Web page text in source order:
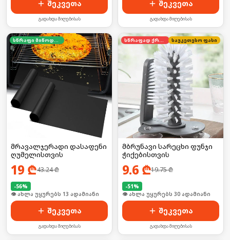
შეკვეთა
გადახდა მიღებისას
შეკვეთა
გადახდა მიღებისას
სწრაფი მიწოდება
მრავალჯერადი დასაფენი
ღუმელისთვის
19 ₾43.24₾
-56%
🛒 ბოლო 24სთ-ში იყიდა 20-მა
შეკვეთა
გადახდა მიღებისას
სწრაფად ქრება საუკეთესო ფასი
მბრუნავი სარეცხი ფუნჯი
ჭიქებისთვის
9.6 ₾19.75₾
-51%
🛒 ბოლო 24სთ-ში იყიდა 40-მა
შეკვეთა
გადახდა მიღებისას